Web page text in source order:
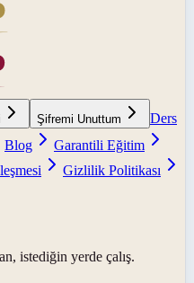
Şifremi Unuttum
Ders
Blog
Garantili Eğitim
Gizlilik Politikası
istediğin yerde çalış.